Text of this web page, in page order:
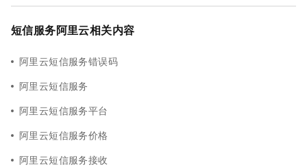
短信服务阿里云相关内容
阿里云短信服务错误码
阿里云短信服务
阿里云短信服务平台
阿里云短信服务价格
阿里云短信服务接收